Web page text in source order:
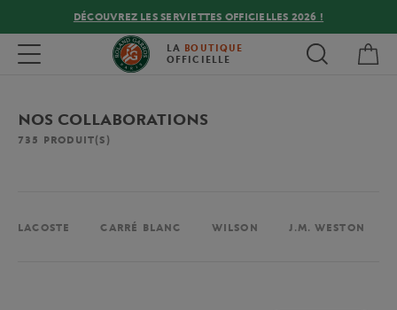
DÉCOUVREZ LES SERVIETTES OFFICIELLES 2026 !
Toggle navigation LA BOUTIQUE
OFFICIELLE
NOS COLLABORATIONS
735 PRODUIT(S)
LACOSTE CARRÉ BLANC WILSON J.M. WESTON